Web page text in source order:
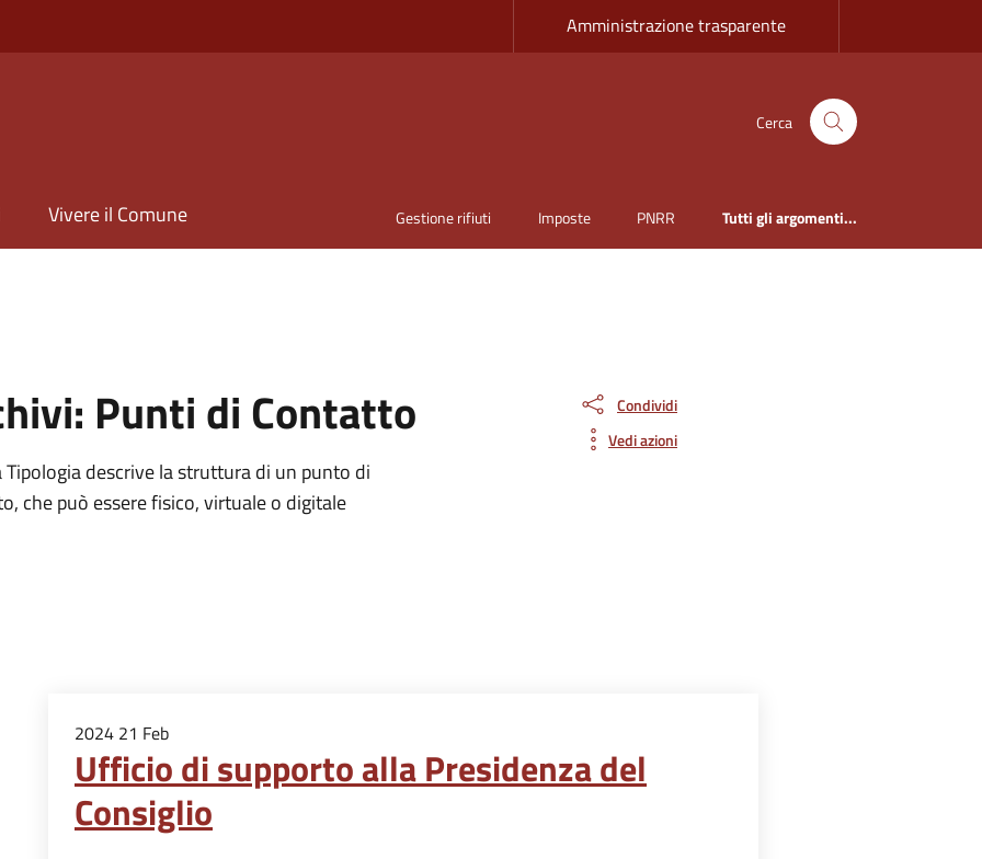
Amministrazione trasparente
Cerca
Vivere il Comune Gestione rifiuti Imposte PNRR Tutti gli argomenti...
Punti di Contatto
Tipologia descrive la struttura di un punto di
che può essere fisico, virtuale o digitale
Condividi
Vedi azioni
2024 21 Feb
Ufficio di supporto alla Presidenza del
Consiglio